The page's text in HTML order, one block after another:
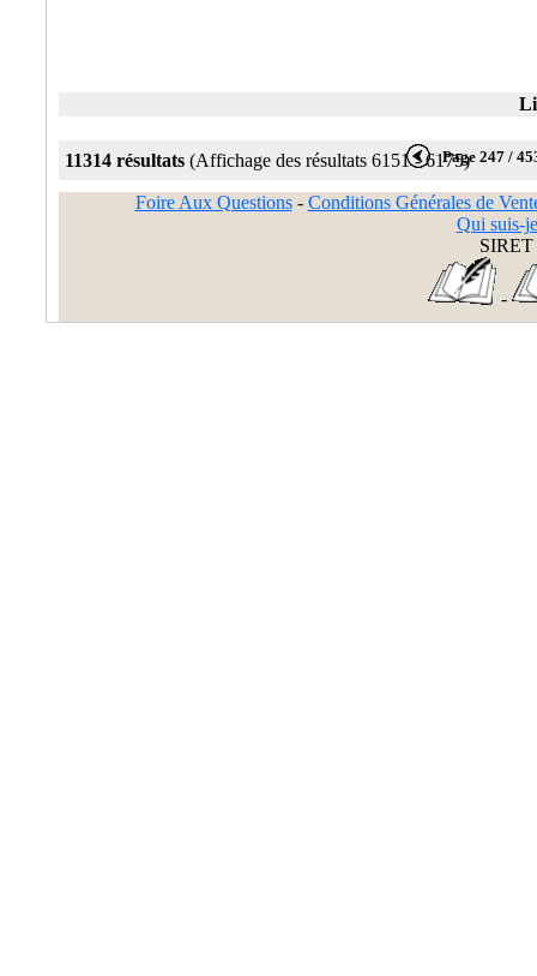
11314 résultats (Affichage des résultats 6151 - 6175)Page 247 /
Foire Aux Questions- Conditions Générales de
Qui suis-
SIRET
-